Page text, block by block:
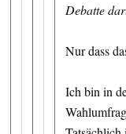
Debatte
Nur dass
Ich bin in